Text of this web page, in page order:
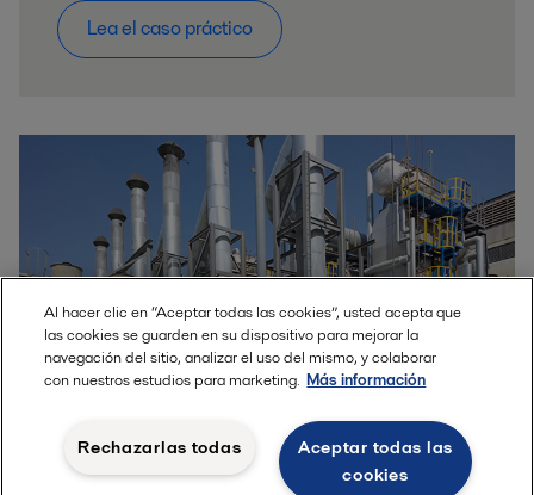
Lea el caso práctico
Lucky Cement Limited, Pakistán
Al hacer clic en “Aceptar todas las cookies”, usted acepta que
las cookies se guarden en su dispositivo para mejorar la
navegación del sitio, analizar el uso del mismo, y colaborar
con nuestros estudios para marketing. Más información
Aceptar todas las
cookies
Rechazarlas todas